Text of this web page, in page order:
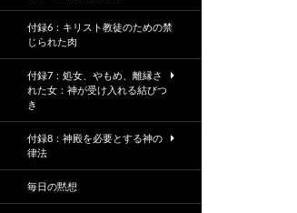
付録6：キリスト教徒のための禁
じられた肉
付録7：処女、やもめ、離縁さ
れた女：神が受け入れる結びつ
き
付録8：神殿を必要とする神の
律法
毎日の黙想